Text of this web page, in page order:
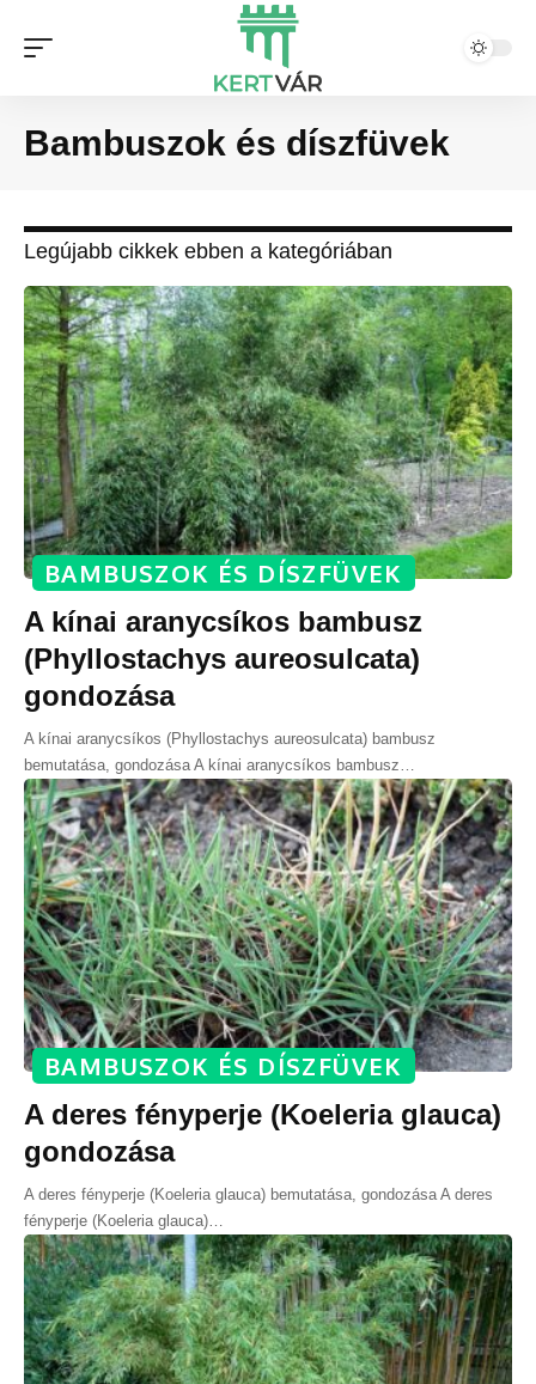
Bambuszok és díszfüvek
Legújabb cikkek ebben a kategóriában
BAMBUSZOK ÉS DÍSZFÜVEK
A kínai aranycsíkos bambusz
(Phyllostachys aureosulcata)
gondozása
A kínai aranycsíkos (Phyllostachys aureosulcata) bambusz
bemutatása, gondozása A kínai aranycsíkos bambusz
BAMBUSZOK ÉS DÍSZFÜVEK
A deres fényperje (Koeleria glauca)
gondozása
A deres fényperje (Koeleria glauca) bemutatása, gondozása A deres
fényperje (Koeleria glauca)